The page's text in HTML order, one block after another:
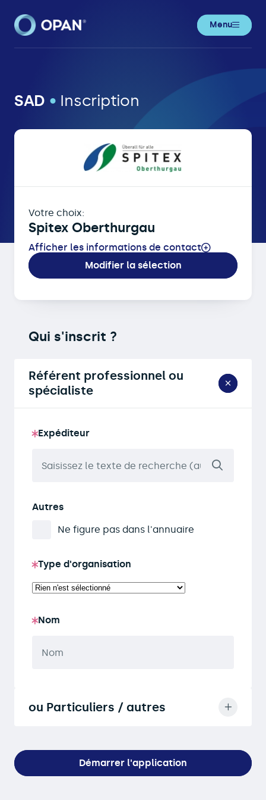
Menu
OPAN® • Inscription en ligne de
SAD • Inscription
Votre choix:
Spitex Oberthurgau
Afficher les informations de contact
Modifier la sélection
Qui s'inscrit ?
Référent professionnel ou
spécialiste
Expéditeur
Autres
Ne figure pas dans l'annuaire
Type d'organisation
Nom
ou Particuliers / autres
Démarrer l'application